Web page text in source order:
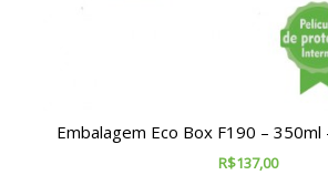
Embalagem Eco Box F190 –
R$137,00